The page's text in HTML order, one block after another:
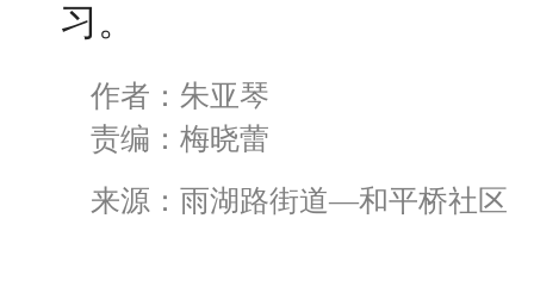
习。
作者：朱亚琴
责编：梅晓蕾
来源：雨湖路街道—和平桥社区